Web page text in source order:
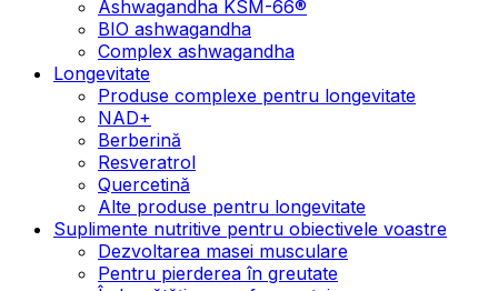
Ashwagandha KSM-66®
BIO ashwagandha
Complex ashwagandha
Longevitate
Produse complexe pentru longevitate
NAD+
Berberină
Resveratrol
Quercetină
Alte produse pentru longevitate
Suplimente nutritive pentru obiectivele voastre
Dezvoltarea masei musculare
Pentru pierderea în greutate